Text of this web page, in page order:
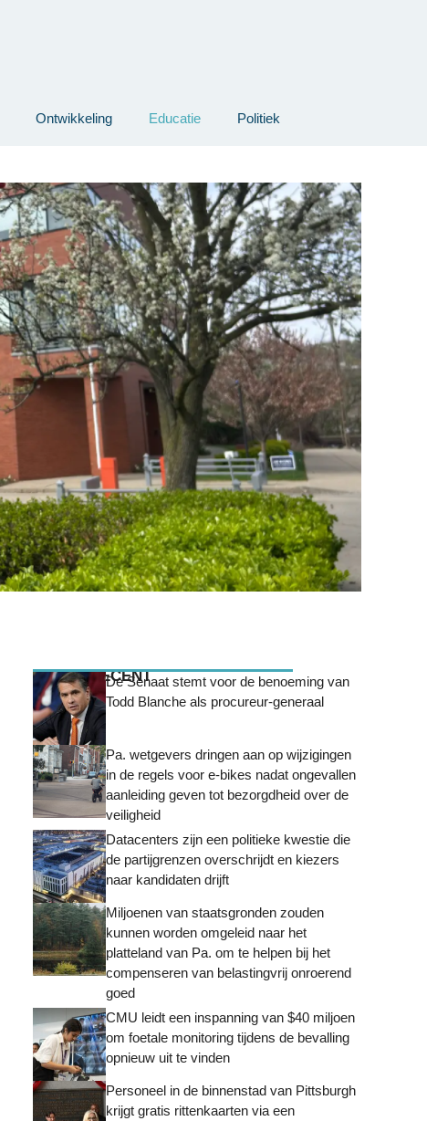
Ontwikkeling Educatie Politiek
MEEST RECENTDe Senaat stemt voor de benoeming van
Todd Blanche als procureur-generaal
Pa. wetgevers dringen aan op wijzigingen
in de regels voor e-bikes nadat ongevallen
aanleiding geven tot bezorgdheid over de
veiligheid
Datacenters zijn een politieke kwestie die
de partijgrenzen overschrijdt en kiezers
naar kandidaten drijft
Miljoenen van staatsgronden zouden
kunnen worden omgeleid naar het
platteland van Pa. om te helpen bij het
compenseren van belastingvrij onroerend
goed
CMU leidt een inspanning van $40 miljoen
om foetale monitoring tijdens de bevalling
opnieuw uit te vinden
Personeel in de binnenstad van Pittsburgh
krijgt gratis rittenkaarten via een